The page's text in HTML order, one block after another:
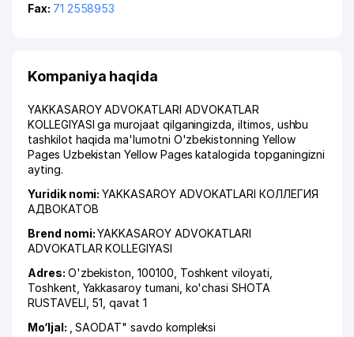
Fax: 71 2558953
Kompaniya haqida
YAKKASAROY ADVOKATLARI ADVOKATLAR
KOLLEGIYASI ga murojaat qilganingizda, iltimos, ushbu
tashkilot haqida ma'lumotni O'zbekistonning Yellow
Pages Uzbekistan Yellow Pages katalogida topganingizni
ayting.
Yuridik nomi:YAKKASAROY ADVOKATLARI КОЛЛЕГИЯ
АДВОКАТОВ
Brend nomi:YAKKASAROY ADVOKATLARI
ADVOKATLAR KOLLEGIYASI
Adres: O'zbekiston, 100100, Toshkent viloyati
Toshkent Yakkasaroy tumani ko'chasi SHOTA
RUSTAVELI , 51, qavat 1
Mo‘ljal:
, SAODAT" savdo kompleksi